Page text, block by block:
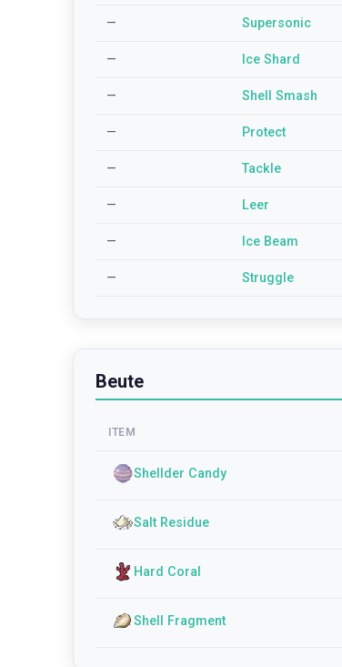
— Supersonic
— Ice Shard
— Shell Smash
— Protect
— Tackle
— Leer
— Ice Beam
— Struggle
Beute
ITEM
Shellder Candy
Salt Residue
Hard Coral
Shell Fragment